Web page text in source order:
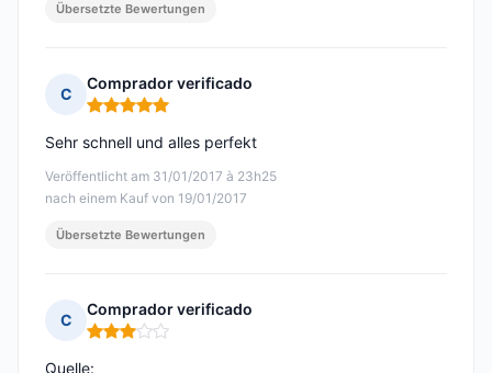
Übersetzte Bewertungen
C
Comprador verificado
Hinweis: 5 von 5
Veröffentlicht am 31/01/2017 à 23h25
nach einem Kauf von 19/01/2017
Sehr schnell und alles perfekt
Übersetzte Bewertungen
C
Comprador verificado
Hinweis: 3 von 5
Quelle: